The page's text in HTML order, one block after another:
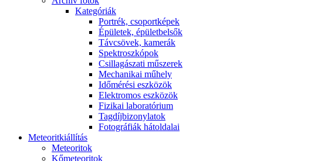
Ka­te­gó­ri­ák
Port­rék, cso­port­ké­pek
Épü­le­tek, épü­let­bel­sők
Táv­csö­vek, ka­me­rák
Spekt­rosz­kó­pok
Csil­la­gá­sza­ti mű­sze­rek
Me­cha­ni­kai mű­hely
Idő­mé­ré­si esz­kö­zök
Elekt­ro­mos esz­kö­zök
Fi­zi­kai la­bo­ra­tó­ri­um
Tag­díj­bi­zony­la­tok
Fo­tog­rá­fi­ák hát­ol­da­lai
Me­te­o­rit­ki­ál­lí­tás
Me­te­o­ri­tok
Kő­me­te­o­ri­tok